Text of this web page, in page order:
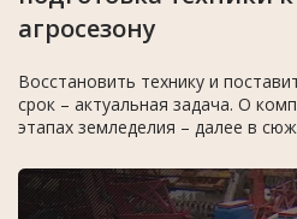
агросезону
Восстановить технику и
срок – актуальная задача. О
этапах земледелия – далее в